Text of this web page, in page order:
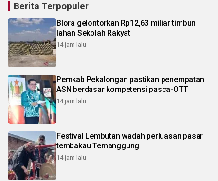
Berita Terpopuler
Blora gelontorkan Rp12,63 miliar timbun
lahan Sekolah Rakyat
14 jam lalu
Pemkab Pekalongan pastikan penempatan
ASN berdasar kompetensi pasca-OTT
14 jam lalu
Festival Lembutan wadah perluasan pasar
tembakau Temanggung
14 jam lalu